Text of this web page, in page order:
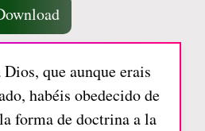
que aunque erais
habéis obedecido de
forma de doctrina a la